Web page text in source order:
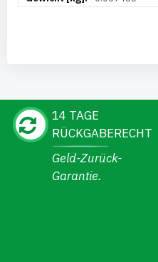
14 TAGE
RÜCKGABERECHT
Geld-Zurück-
Garantie.